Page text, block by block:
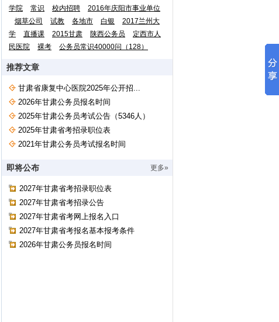
学院
常识 校内招聘
2016年庆阳市事业单位
烟草公司
试教 各地市 白银
2017兰州大
学
直播课 2015甘肃 陕西公务员
定西市人
民医院
裸考 公务员常识40000问（128）
推荐文章
甘肃省康复中心医院2025年公开招...
2026年甘肃公务员报名时间
2025年甘肃公务员考试公告（5346人）
2025年甘肃省考招录职位表
2021年甘肃公务员考试报名时间
即将公布 更多»
2027年甘肃省考招录职位表
2027年甘肃省考招录公告
2027年甘肃省考网上报名入口
2027年甘肃省考报名基本报考条件
2026年甘肃公务员报名时间